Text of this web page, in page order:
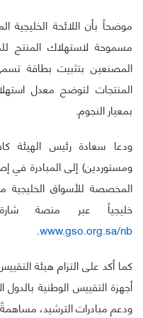
موضحاً بأن اللائحة
مسموحة لاستهلاك المنتج
المصنعين بتثبيت بطاقة
المنتجات لتوضح معدل
بمعيار النجوم.
ودعا سعادة رئيس الهيئة
ومستوردين) إلى المبادرة في
المخصصة للأسواق الخليجية
خليجياً عبر منصة شارة
www.gso.org.sa/nb
.
كما أكد على التزام هيئة
أجهزة التقييس الوطنية بالدول
ودعم مبادرات الترشيد،